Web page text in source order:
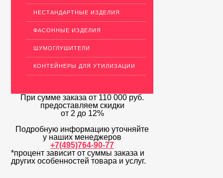
НЕСТАНДАРТНЫЕ ИЗДЕЛИЯ
ФАСОННЫЕ ИЗДЕЛИЯ
ШУМОГЛУШИТЕЛИ
КОНТЕЙНЕРЫ ДЛЯ УТИЛИЗАЦИИ
При сумме заказа от 110 000 руб.
предоставляем скидки
от 2 до 12%
Подробную информацию уточняйте
у наших менеджеров
+7(495)764-90-77
*процент зависит от суммы заказа и
других особенностей товара и услуг.